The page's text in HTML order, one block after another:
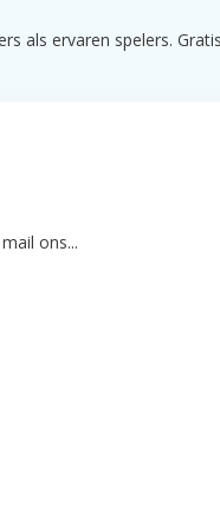
ervaren spelers.
ons...